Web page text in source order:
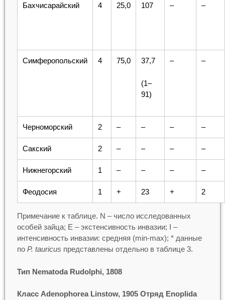
Бахчисарайский 4 25,0 107 – –
Симферопольский 4 75,0 37,7
(1–
91)
– –
Черноморский 2 – – – –
Сакский 2 – – – –
Нижнегорский 1 – – – –
Феодосия 1 + 23 + 2
Примечание к таблице. N – число исследованных
особей зайца; E – экстенсивность инвазии; I –
интенсивность инвазии: средняя (min-max); * данные
по P. tauricus представлены отдельно в таблице 3.
Тип Nematoda Rudolphi, 1808
Класс Adenophorea Linstow, 1905 Отряд Enoplida